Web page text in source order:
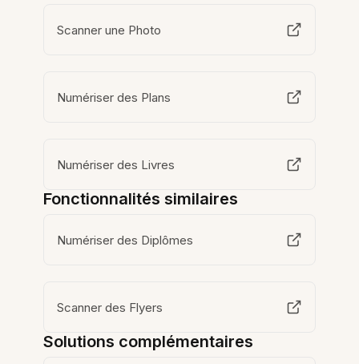
Scanner une Photo
Numériser des Plans
Numériser des Livres
Fonctionnalités similaires
Numériser des Diplômes
Scanner des Flyers
Solutions complémentaires